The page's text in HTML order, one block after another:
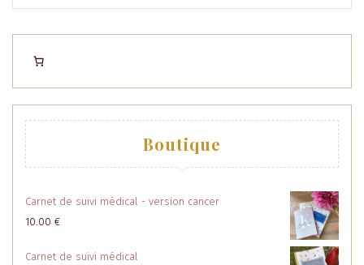
Boutique
Carnet de suivi médical - version cancer
10.00 €
Carnet de suivi médical